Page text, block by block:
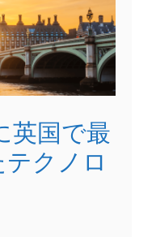
英国で最
クノロ